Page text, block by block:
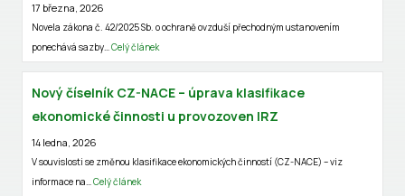
17 března, 2026
Novela zákona č. 42/2025 Sb. o ochraně ovzduší přechodným ustanovením
ponechává sazby…Celý článek
Nový číselník CZ-NACE – úprava klasifikace
ekonomické činnosti u provozoven IRZ
14 ledna, 2026
V souvislosti se změnou klasifikace ekonomických činností (CZ-NACE) – viz
informace na…Celý článek